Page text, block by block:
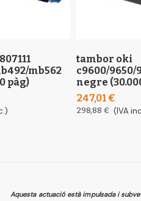
mb562
pàg)
tambor oki
c9600/9650/
negre
247,01 €
298,88 € (IVA
Aquesta actuació està impulsada i